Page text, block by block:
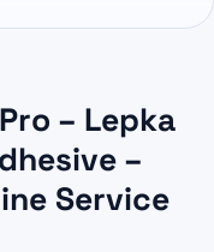
– Lepka
–
Service